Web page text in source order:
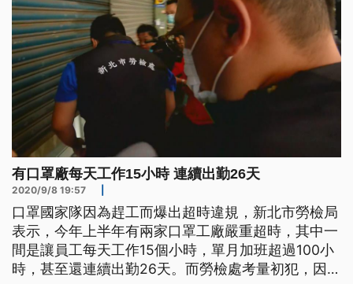
有口罩廠每天工作15小時 連續出勤26天
2020/9/8 19:57
口罩國家隊因為趕工而爆出超時違規，新北市勞檢局
表示，今年上半年有兩家口罩工廠嚴重超時，其中一
間是讓員工每天工作15個小時，單月加班超過100小
時，甚至還連續出勤26天。而勞檢處考量初犯，因此